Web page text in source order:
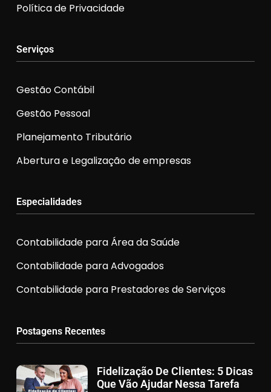
Política de Privacidade
Serviços
Gestão Contábil
Gestão Pessoal
Planejamento Tributário
Abertura e Legalização de empresas
Especialidades
Contabilidade para Área da Saúde
Contabilidade para Advogados
Contabilidade para Prestadores de Serviços
Postagens Recentes
Fidelização De Clientes: 5 Dicas
Que Vão Ajudar Nessa Tarefa